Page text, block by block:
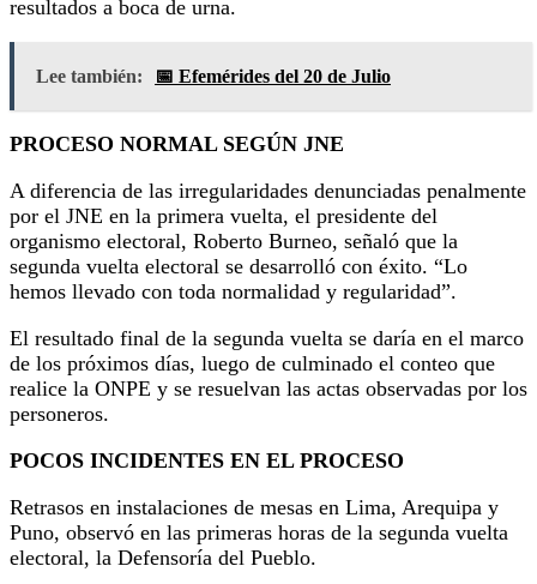
resultados a boca de urna.
Lee también: 📅 Efemérides del 20 de Julio
PROCESO NORMAL SEGÚN JNE
A diferencia de las irregularidades denunciadas penalmente
por el JNE en la primera vuelta, el presidente del
organismo electoral, Roberto Burneo, señaló que la
segunda vuelta electoral se desarrolló con éxito. “Lo
hemos llevado con toda normalidad y regularidad”.
El resultado final de la segunda vuelta se daría en el marco
de los próximos días, luego de culminado el conteo que
realice la ONPE y se resuelvan las actas observadas por los
personeros.
POCOS INCIDENTES EN EL PROCESO
Retrasos en instalaciones de mesas en Lima, Arequipa y
Puno, observó en las primeras horas de la segunda vuelta
electoral, la Defensoría del Pueblo.